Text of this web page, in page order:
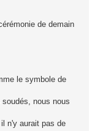
de demain
le symbole de
nous nous
n'y aurait pas de